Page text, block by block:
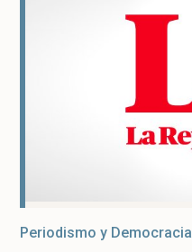
Periodismo y Democracia